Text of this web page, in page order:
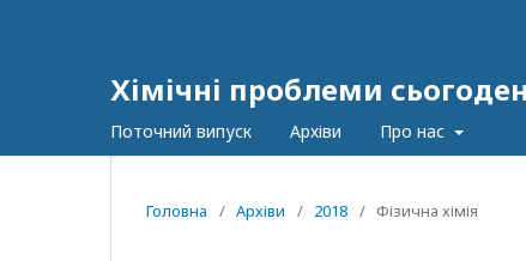
Хімічні проблеми
Поточний випуск Архіви Про нас
Головна / Архіви / 2018 / Фізична хімія